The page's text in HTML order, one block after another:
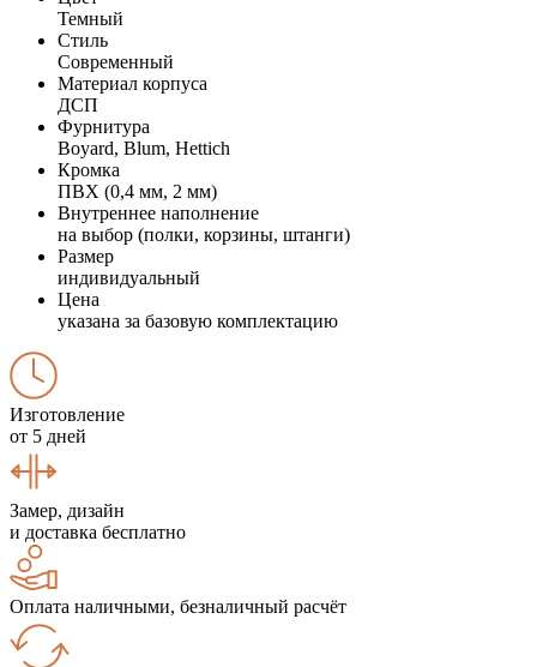
Темный
Стиль
Современный
Материал корпуса
ДСП
Фурнитура
Boyard, Blum, Hettich
Кромка
ПВХ (0,4 мм, 2 мм)
Внутреннее наполнение
на выбор (полки, корзины, штанги)
Размер
индивидуальный
Цена
указана за базовую комплектацию
Изготовление
от 5 дней
Замер, дизайн
и доставка бесплатно
Оплата наличными, безналичный расчёт